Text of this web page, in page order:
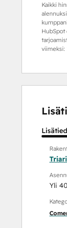
Kaikki
HubSpot
viimeksi:
Yli